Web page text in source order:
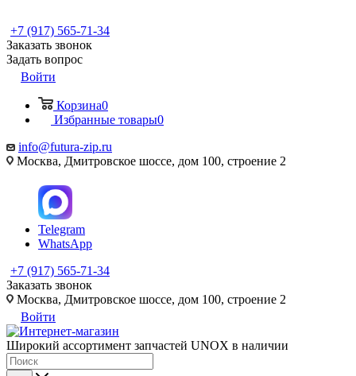
+7 (917) 565-71-34
Заказать звонок
Задать вопрос
Войти
Корзина0
Избранные товары0
info@futura-zip.ru
Москва, Дмитровское шоссе, дом 100, строение 2
Telegram
WhatsApp
+7 (917) 565-71-34
Заказать звонок
Москва, Дмитровское шоссе, дом 100, строение 2
Войти
Широкий ассортимент запчастей UNOX в наличии